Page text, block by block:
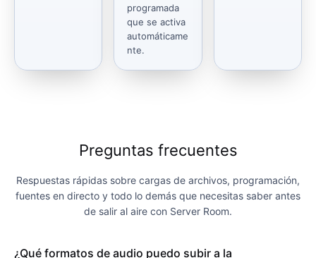
programada
que se activa
automáticame
nte.
Preguntas frecuentes
Respuestas rápidas sobre cargas de archivos, programación,
fuentes en directo y todo lo demás que necesitas saber antes
de salir al aire con Server Room.
¿Qué formatos de audio puedo subir a la